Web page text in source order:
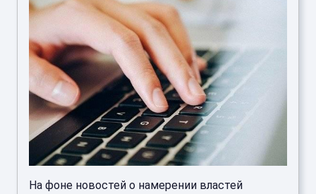
На фоне новостей о намерении властей